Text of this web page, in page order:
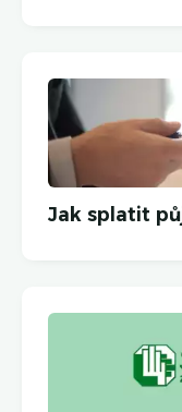
Jak splatit